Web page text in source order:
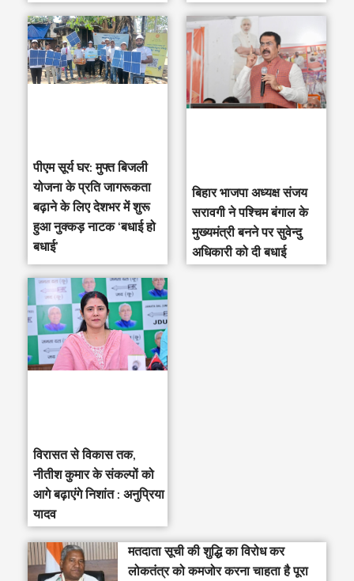
पीएम सूर्य घर: मुफ्त बिजली
योजना के प्रति जागरूकता
बढ़ाने के लिए देशभर में शुरू
हुआ नुक्कड़ नाटक ‘बधाई हो
बधाई’
‎बिहार भाजपा अध्यक्ष संजय
सरावगी ने पश्चिम बंगाल के
मुख्यमंत्री बनने पर सुवेन्दु
अधिकारी को दी बधाई
विरासत से विकास तक,
नीतीश कुमार के संकल्पों को
आगे बढ़ाएंगे निशांत : अनुप्रिया
यादव
मतदाता सूची की शुद्धि का विरोध कर
लोकतंत्र को कमजोर करना चाहता है पूरा